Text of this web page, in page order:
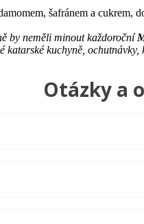
šafránem a cukrem,
by neměli minout každoroční
katarské kuchyně,
Otázky a